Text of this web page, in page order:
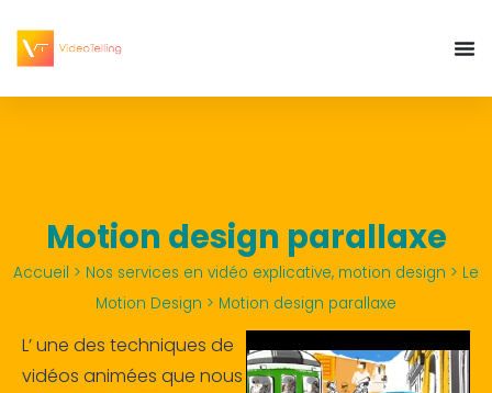
Motion design parallaxe
Accueil > Nos services en vidéo explicative, motion design > Le
Motion Design > Motion design parallaxe
L’ une des techniques de
vidéos animées que nous